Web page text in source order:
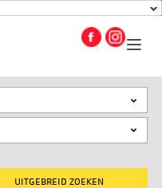
UITGEBREID ZOEKEN